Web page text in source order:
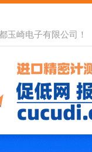
玉崎电子有限公司！